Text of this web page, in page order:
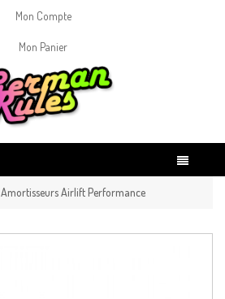
Mon Compte
Mon Panier
Amortisseurs Airlift Performance